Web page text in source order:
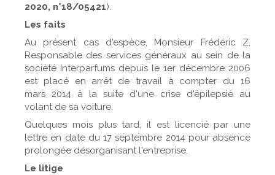
2020, n°18/05421).
Les faits
Au présent cas d'espèce, Monsieur Frédéric Z,
Responsable des services généraux au sein de la
société Interparfums depuis le 1er décembre 2006
est placé en arrêt de travail à compter du 16
mars 2014 à la suite d'une crise d'épilepsie au
volant de sa voiture.
Quelques mois plus tard, il est licencié par une
lettre en date du 17 septembre 2014 pour absence
prolongée désorganisant l'entreprise.
Le litige